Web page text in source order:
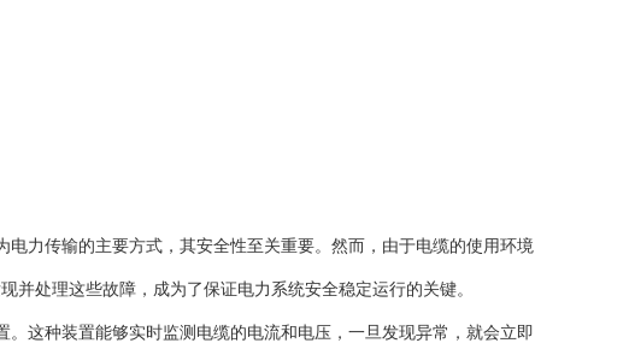
力传输的主要方式，其安全性至关重要。然而，由于电缆的使用环境
处理这些故障，成为了保证电力系统安全稳定运行的关键。
这种装置能够实时监测电缆的电流和电压，一旦发现异常，就会立即